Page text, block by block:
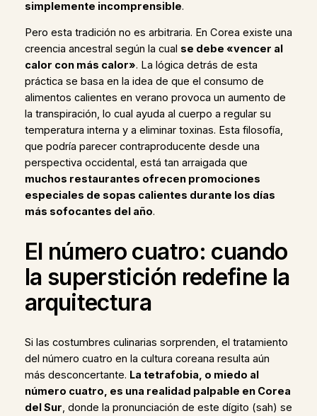
simplemente incomprensible.
Pero esta tradición no es arbitraria. En Corea existe una
creencia ancestral según la cual se debe «vencer al
calor con más calor». La lógica detrás de esta
práctica se basa en la idea de que el consumo de
alimentos calientes en verano provoca un aumento de
la transpiración, lo cual ayuda al cuerpo a regular su
temperatura interna y a eliminar toxinas. Esta filosofía,
que podría parecer contraproducente desde una
perspectiva occidental, está tan arraigada que
muchos restaurantes ofrecen promociones
especiales de sopas calientes durante los días
más sofocantes del año.
El número cuatro: cuando
la superstición redefine la
arquitectura
Si las costumbres culinarias sorprenden, el tratamiento
del número cuatro en la cultura coreana resulta aún
más desconcertante. La tetrafobia, o miedo al
número cuatro, es una realidad palpable en Corea
del Sur , donde la pronunciación de este dígito (sah) se